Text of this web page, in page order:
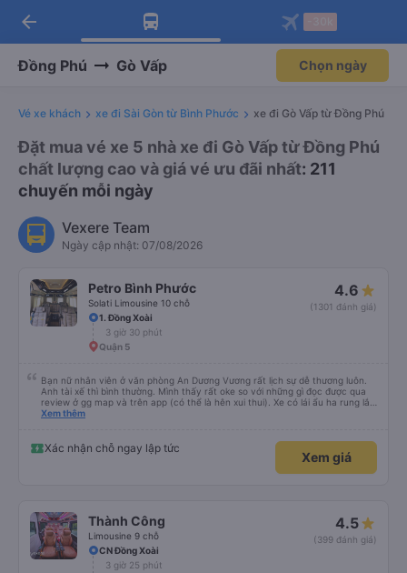
Tải app Vexere ngay!
Nhận ưu đãi thành viên độc
Mở app
Tải app Vexere
-30k/ghế khi đặt vé máy bay qua
Mở app
arrow_back
Đồng Phú Gò Vấp Chọn ngày
Vé xe khách xe đi Sài Gòn từ Bình Phước xe đi Gò Vấp từ Đồng Phú
Đặt mua vé xe 5 nhà xe đi Gò Vấp từ Đồng Phú
chất lượng cao và giá vé ưu đãi nhất: 211
chuyến mỗi ngày
Vexere Team
Ngày cập nhật: 07/08/2026
Petro Bình Phước
Solati Limousine 10 chỗ
4.6
(1301 đánh giá)
1. Đồng Xoài
3 giờ 30 phút
Quận 5
Bạn nữ nhân viên ở văn phòng An Dương Vương rất lịch sự dễ thương luôn.
Anh tài xế thì bình thường. Mình thấy rất oke so với những gì đọc được qua
review ở gg map và trên app (có thể là hên xui thui). Xe có lái ẩu ha rung lắc
hay không thì cũng ko rõ tại mình say xe nên ngủ ko à
Xem thêm
Xác nhận chỗ ngay lập tức
Xem giá
Thành Công
Limousine 9 chỗ
4.5
(399 đánh giá)
CN Đồng Xoài
3 giờ 25 phút